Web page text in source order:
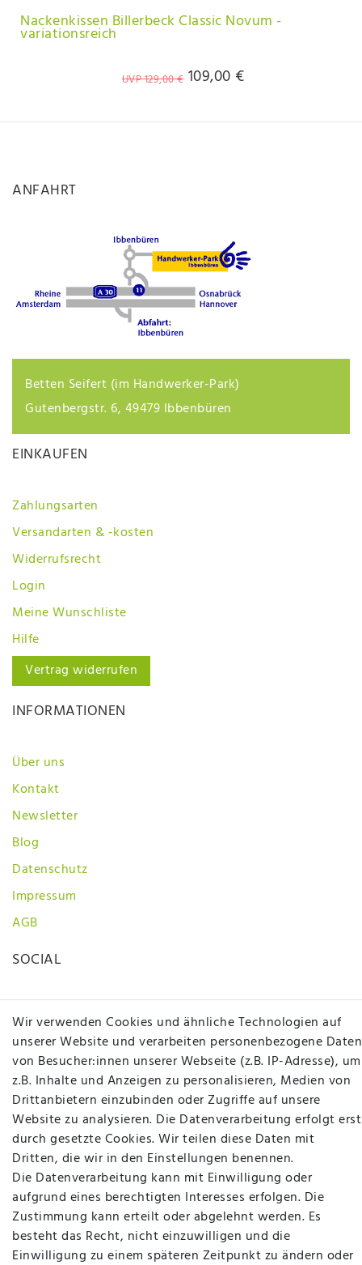
Nackenkissen Billerbeck Classic Novum -
variationsreich
UVP 129,00 € 109,00 €
ANFAHRT
Betten Seifert (im Handwerker-Park)
Gutenbergstr. 6, 49479 Ibbenbüren
EINKAUFEN
Zahlungsarten
Versandarten & -kosten
Widerrufsrecht
Login
Meine Wunschliste
Hilfe
Vertrag widerrufen
INFORMATIONEN
Über uns
Kontakt
Newsletter
Blog
Datenschutz
Impressum
AGB
SOCIAL
Betten Seifert – Ihr Fachgeschäft für Betten,
Matratzen, Bettwaren & mehr in Ibbenbüren. Sie
möchten richtig gut schlafen, legen Wert auf
qualitativ hochwertige Produkte und eine solide
Fachberatung für Matratzen und andere
Bettwaren? Dann sind Sie bei uns genau richtig.
Ob online oder vor Ort im Fachgeschäft in
Ibbenbüren - wir beraten Sie gerne!
Mehr erfahren
Wir verwenden Cookies und ähnliche Technologien auf
unserer Website und verarbeiten personenbezogene Daten
von Besucher:innen unserer Webseite (z.B. IP-Adresse), um
z.B. Inhalte und Anzeigen zu personalisieren, Medien von
Drittanbietern einzubinden oder Zugriffe auf unsere
Website zu analysieren. Die Datenverarbeitung erfolgt erst
durch gesetzte Cookies. Wir teilen diese Daten mit
Dritten, die wir in den Einstellungen benennen.
Die Datenverarbeitung kann mit Einwilligung oder
aufgrund eines berechtigten Interesses erfolgen. Die
Zustimmung kann erteilt oder abgelehnt werden. Es
besteht das Recht, nicht einzuwilligen und die
Einwilligung zu einem späteren Zeitpunkt zu ändern oder